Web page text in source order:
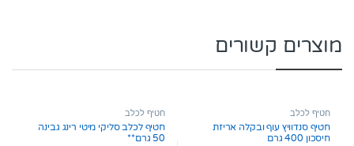
מוצרים קשורים
חטיף לכלב
חטיף סנדוויץ עוף ובקלה אריזת
חיסכון 400 גרם
חטיף לכלב
חטיף לכלב סליקי מיטי רינג גבינה
50 גרם**